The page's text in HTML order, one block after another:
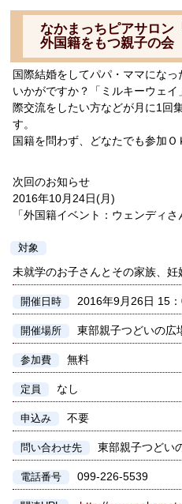
なかまっちピアサロン
外国籍をもつ親子の会
国際結婚をしてパパ・ママにな
いかがですか？「ミルキーウェ
際交流をしたい方などが月に1回
す。
国籍を問わず、どなたでも参加Ｏ
次回のお知らせ
2016年10月24日(月)
「外国籍イベント：ウェンディさ
対象
未就学のお子さんとその家族、妊
開催日時 2016年9月26日 15
開催場所 東部親子つどいの広
参加費 無料
定員 なし
申込み 不要
問い合わせ先 東部親子つどい
電話番号 099-226-5539